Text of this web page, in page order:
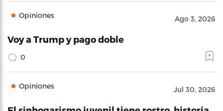
Opiniones Ago 3, 2026
Voy a Trump y pago doble
0
Opiniones Jul 30, 2026